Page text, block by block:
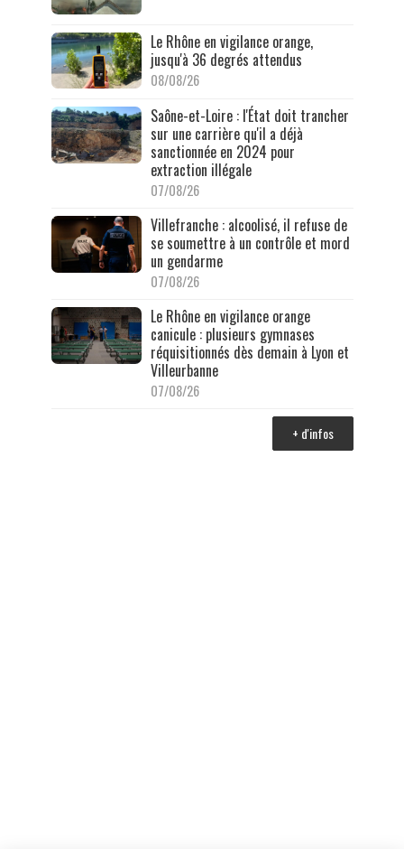
Le Rhône en vigilance orange,
jusqu'à 36 degrés attendus
08/08/26
Saône-et-Loire : l'État doit trancher
sur une carrière qu'il a déjà
sanctionnée en 2024 pour
extraction illégale
07/08/26
Villefranche : alcoolisé, il refuse de
se soumettre à un contrôle et mord
un gendarme
07/08/26
Le Rhône en vigilance orange
canicule : plusieurs gymnases
réquisitionnés dès demain à Lyon et
Villeurbanne
07/08/26
+ d'infos